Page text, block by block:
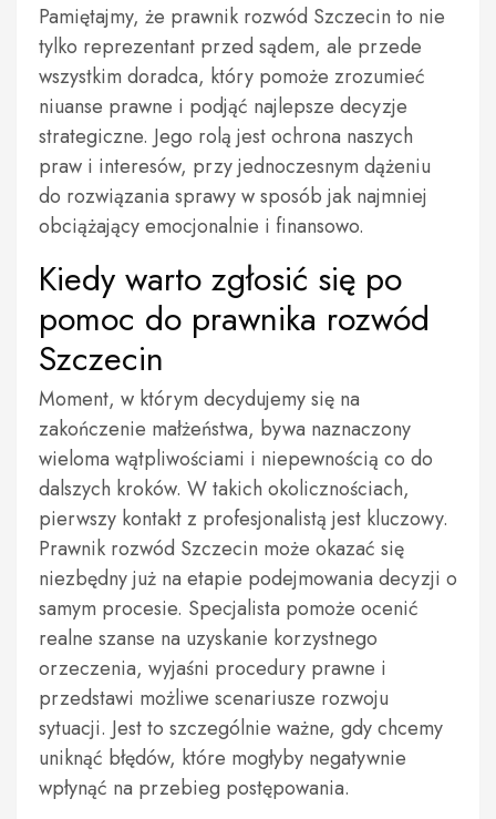
Pamiętajmy, że prawnik rozwód Szczecin to nie
tylko reprezentant przed sądem, ale przede
wszystkim doradca, który pomoże zrozumieć
niuanse prawne i podjąć najlepsze decyzje
strategiczne. Jego rolą jest ochrona naszych
praw i interesów, przy jednoczesnym dążeniu
do rozwiązania sprawy w sposób jak najmniej
obciążający emocjonalnie i finansowo.
Kiedy warto zgłosić się po
pomoc do prawnika rozwód
Szczecin
Moment, w którym decydujemy się na
zakończenie małżeństwa, bywa naznaczony
wieloma wątpliwościami i niepewnością co do
dalszych kroków. W takich okolicznościach,
pierwszy kontakt z profesjonalistą jest kluczowy.
Prawnik rozwód Szczecin może okazać się
niezbędny już na etapie podejmowania decyzji o
samym procesie. Specjalista pomoże ocenić
realne szanse na uzyskanie korzystnego
orzeczenia, wyjaśni procedury prawne i
przedstawi możliwe scenariusze rozwoju
sytuacji. Jest to szczególnie ważne, gdy chcemy
uniknąć błędów, które mogłyby negatywnie
wpłynąć na przebieg postępowania.